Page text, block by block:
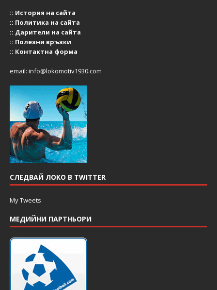
:: История на сайта
:: Политика на сайта
:: Дарители на сайта
:: Полезни връзки
:: Контактна форма
email: info@lokomotiv1930.com
СЛЕДВАЙ ЛОКО В TWITTER
My Tweets
МЕДИЙНИ ПАРТНЬОРИ